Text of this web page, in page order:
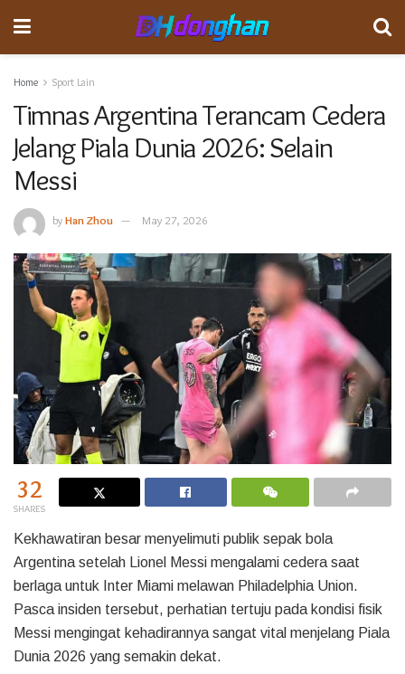
Home Sport Lain
Timnas Argentina Terancam Cedera
Jelang Piala Dunia 2026: Selain
Messi
byHan Zhou May 27, 2026
32
SHARES
Kekhawatiran besar menyelimuti publik sepak bola
Argentina setelah Lionel Messi mengalami cedera saat
berlaga untuk Inter Miami melawan Philadelphia Union.
Pasca insiden tersebut, perhatian tertuju pada kondisi fisik
Messi mengingat kehadirannya sangat vital menjelang Piala
Dunia 2026 yang semakin dekat.